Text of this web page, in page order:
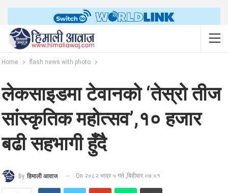
Home flash news with photo
लेकसाइडमा टेवानको ‘तेस्रो तीज
सांस्कृतिक महोत्सव’,१० हजार
बढी सहभागी हुँदै
By हिमाली आवाज On २०८२ भाद्र ५ गते ,बिहीबार ०७:०१